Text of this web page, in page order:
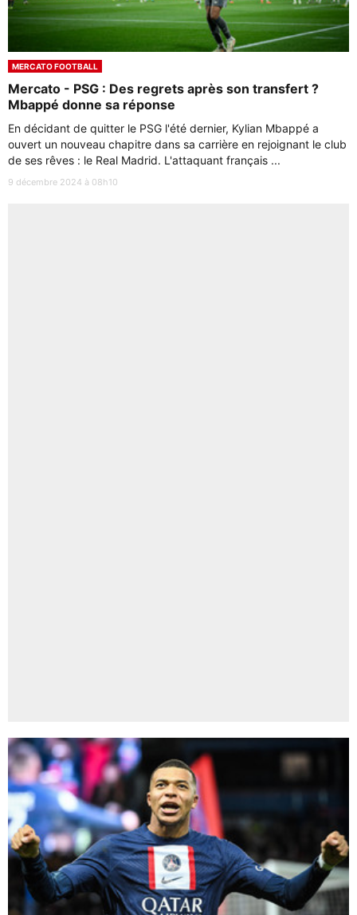
MERCATO FOOTBALL
Mercato - PSG : Des regrets après son transfert ?
Mbappé donne sa réponse
En décidant de quitter le PSG l'été dernier, Kylian Mbappé a
ouvert un nouveau chapitre dans sa carrière en rejoignant le club
de ses rêves : le Real Madrid. L'attaquant français ...
9 décembre 2024 à 08h10